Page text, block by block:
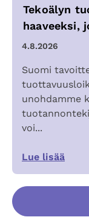
Tekoälyn
haaveeksi,
4.8.2026
Suomi
unohdamme
voi...
Lue lisää